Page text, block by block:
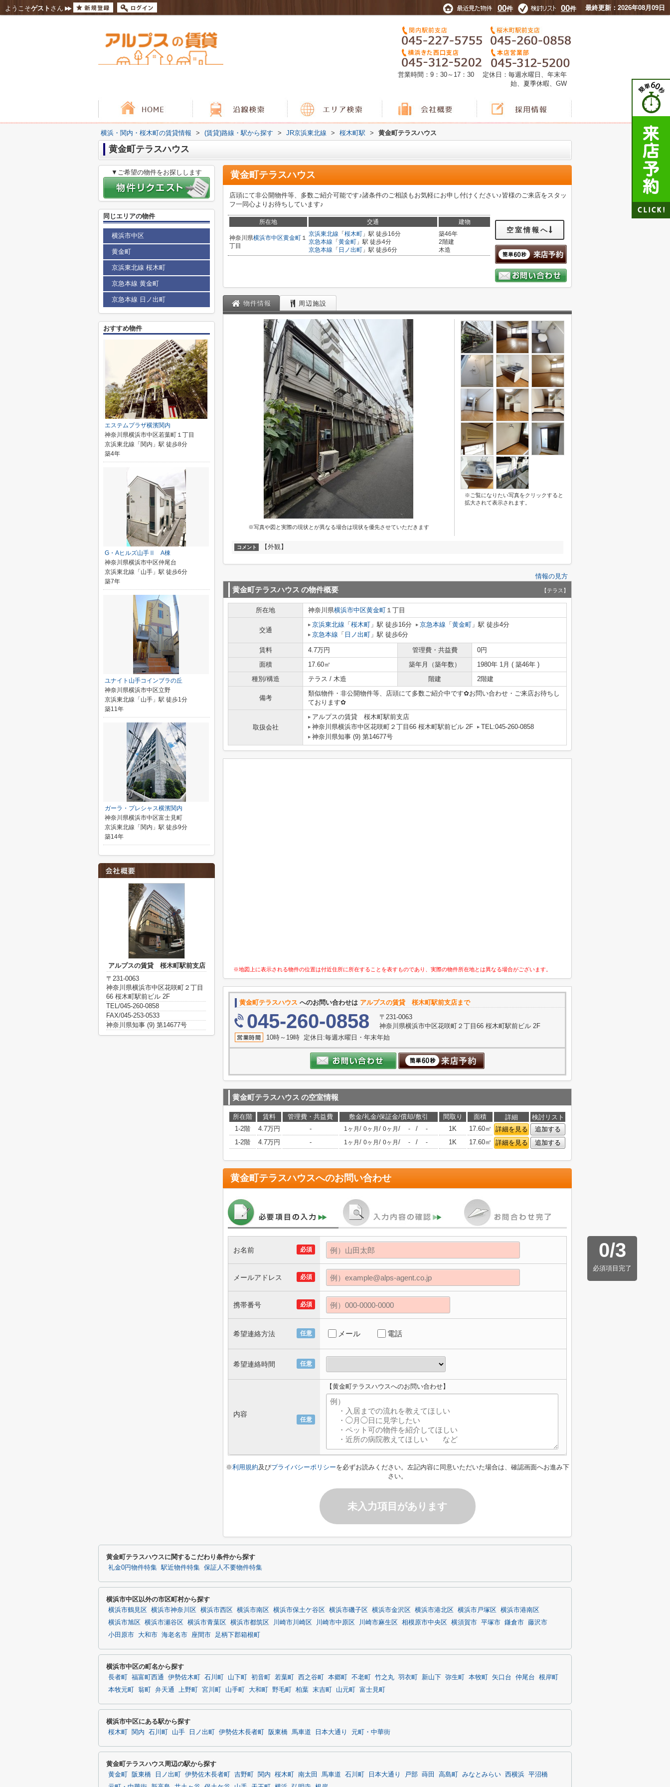
ようこそゲスト さん 00件 00件 最終更新：2026年08月09日
営業時間：9：30～17：30 定休日：毎週水曜日、年末年
始、夏季休暇、GW
横浜・関内・桜木町の賃貸情報 > (賃貸)路線・駅から探す > JR京浜東北線 > 桜木町駅 > 黄金町テラスハウス
黄金町テラスハウス
黄金町テラスハウス
店頭にて非公開物件等、多数ご紹介可能です♪諸条件のご相談もお気軽にお申し付けください♪皆様のご来店をスタッ
フ一同心よりお待ちしています♪
所在地 交通 建物
神奈川県横浜市中区黄金町 １
丁目
京浜東北線 「 桜木町 」駅 徒歩16分
京急本線 「 黄金町 」駅 徒歩4分
京急本線 「 日ノ出町 」駅 徒歩6分
築46年
2階建
木造
空室情報へ
物件情報 周辺施設
※写真や図と実際の現状とが異なる場合は現状を優先させていただきます
※ご覧になりたい写真をクリックすると
拡大されて表示されます。
コメント 【外観】
情報の見方
黄金町テラスハウス の物件概要 【テラス】
所在地 神奈川県横浜市中区黄金町 １丁目
交通
京浜東北線 「 桜木町 」駅 徒歩16分 京急本線 「 黄金町 」駅 徒歩4分
京急本線 「 日ノ出町 」駅 徒歩6分
賃料 4.7万円 管理費・共益費
0円
面積
17.60㎡ 築年月（築年数）
1980年 1月 ( 築46年 )
種別/構造
テラス / 木造 階建 2階建
備考
類似物件・非公開物件等、店頭にて多数ご紹介中です✿お問い合わせ・ご来店お待ちし
ております✿
取扱会社
アルプスの賃貸 桜木町駅前支店
神奈川県横浜市中区花咲町２丁目66 桜木町駅前ビル 2F
TEL:045-260-0858
神奈川県知事 (9) 第14677号
※地図上に表示される物件の位置は付近住所に所在することを表すものであり、実際の物件所在地とは異なる場合がございます。
黄金町テラスハウス へのお問い合わせは アルプスの賃貸 桜木町駅前支店まで
045-260-0858
〒231-0063
神奈川県横浜市中区花咲町２丁目66 桜木町駅前ビル 2F
10時～19時 定休日:毎週水曜日・年末年始
黄金町テラスハウス の空室情報
所在階 賃料 管理費・共益費 敷金/礼金/保証金/償却/敷引 間取り 面積 詳細
検討リスト
1-2階
4.7万円 - 1ヶ月 / 0ヶ月 / 0ヶ月 / - / - 1K 17.60㎡ 詳細を見る
追加する
1-2階
4.7万円 - 1ヶ月 / 0ヶ月 / 0ヶ月 / - / - 1K 17.60㎡ 詳細を見る 追加する
黄金町テラスハウスへのお問い合わせ
0/3
必須項目完了
必須
お名前
必須
メールアドレス
必須
携帯番号
任意
希望連絡方法 メール 電話
任意
希望連絡時間
任意
内容
【黄金町テラスハウスへのお問い合わせ】
※利用規約及びプライバシーポリシーを必ずお読みください。左記内容に同意いただいた場合は、確認画面へお進み下
さい。
未入力項目があります
▼ご希望の物件をお探しします
同じエリアの物件
横浜市中区
黄金町
京浜東北線 桜木町
京急本線 黄金町
京急本線 日ノ出町
おすすめ物件
エステムプラザ横濱関内
神奈川県横浜市中区若葉町１丁目
京浜東北線「関内」駅 徒歩8分
築4年
G・Aヒルズ山手Ⅱ A棟
神奈川県横浜市中区仲尾台
京浜東北線「山手」駅 徒歩6分
築7年
ユナイト山手コインブラの丘
神奈川県横浜市中区立野
京浜東北線「山手」駅 徒歩1分
築11年
ガーラ・プレシャス横濱関内
神奈川県横浜市中区富士見町
京浜東北線「関内」駅 徒歩9分
築14年
アルプスの賃貸 桜木町駅前支店
〒231-0063
神奈川県横浜市中区花咲町２丁目
66 桜木町駅前ビル 2F
TEL/045-260-0858
FAX/045-253-0533
神奈川県知事 (9) 第14677号
黄金町テラスハウスに関するこだわり条件から探す
礼金0円物件特集 駅近物件特集 保証人不要物件特集
横浜市中区以外の市区町村から探す
横浜市鶴見区 横浜市神奈川区 横浜市西区 横浜市南区 横浜市保土ケ谷区 横浜市磯子区 横浜市金沢区 横浜市港北区 横浜市戸塚区
横浜市港南区
横浜市旭区
横浜市瀬谷区 横浜市青葉区 横浜市都筑区 川崎市川崎区 川崎市中原区 川崎市麻生区 相模原市中央区 横須賀市 平塚市 鎌倉市
藤沢市
小田原市
大和市 海老名市 座間市 足柄下郡箱根町
横浜市中区の町名から探す
長者町 福富町西通 伊勢佐木町 石川町 山下町 初音町 若葉町 西之谷町 本郷町 不老町 竹之丸 羽衣町 新山下 弥生町 本牧町 矢口台 仲尾台
根岸町
本牧元町
翁町 弁天通 上野町 宮川町 山手町 大和町 野毛町 柏葉 末吉町 山元町 富士見町
横浜市中区にある駅から探す
桜木町 関内 石川町 山手 日ノ出町 伊勢佐木長者町 阪東橋 馬車道 日本大通り 元町・中華街
黄金町テラスハウス周辺の駅から探す
黄金町 阪東橋 日ノ出町 伊勢佐木長者町 吉野町 関内 桜木町 南太田 馬車道 石川町 日本大通り 戸部 蒔田 高島町 みなとみらい 西横浜 平沼橋